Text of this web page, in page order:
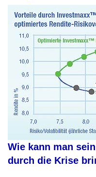
Wie kann man
durch die Krise